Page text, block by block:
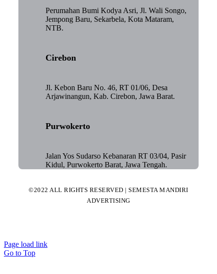
Perumahan Bumi Kodya Asri, Jl. Wali Songo,
Jempong Baru, Sekarbela, Kota Mataram,
NTB.
Cirebon
Jl. Kebon Baru No. 46, RT 01/06, Desa
Arjawinangun, Kab. Cirebon, Jawa Barat.
Purwokerto
Jalan Yos Sudarso Kebanaran RT 03/04, Pasir
Kidul, Purwokerto Barat, Jawa Tengah.
©2022 ALL RIGHTS RESERVED | SEMESTA MANDIRI
ADVERTISING
Page load link
Go to Top